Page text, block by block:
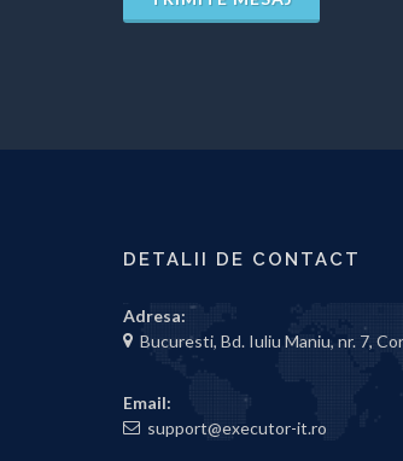
DETALII DE CONTACT
Adresa:
Bucuresti, Bd. Iuliu Maniu, nr. 7,
Email:
support@executor-it.ro